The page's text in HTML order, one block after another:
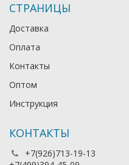
СТРАНИЦЫ
Доставка
Оплата
Контакты
Оптом
Инструкция
КОНТАКТЫ
+7(926)713-19-13